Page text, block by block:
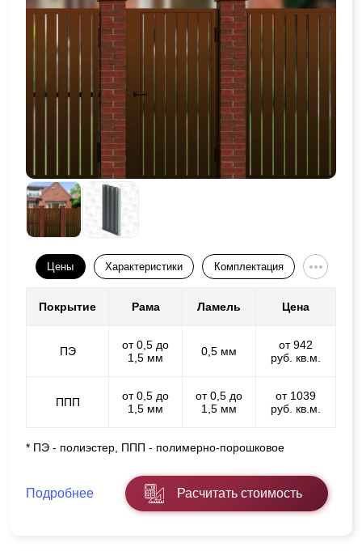
Цены Характеристики Комплектация
Покрытие Рама Ламель Цена
ПЭ
от 0,5 до
1,5 мм
0,5 мм
от 942
руб. кв.м.
ППП
от 0,5 до
1,5 мм
от 0,5 до
1,5 мм
от 1039
руб. кв.м.
* ПЭ - полиэстер, ППП - полимерно-порошковое
Подробнее Расчитать стоимость